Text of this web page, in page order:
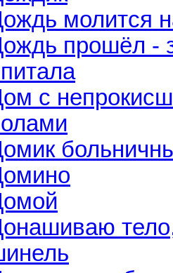
молится
прошёл -
с